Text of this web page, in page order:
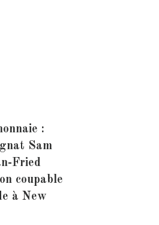
:
Sam
Fried
coupable
à New